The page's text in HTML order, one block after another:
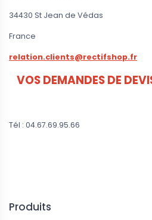
34430 St Jean de Védas
France
relation.clients@rectifshop.fr
VOS DEMANDES DE
Tél : 04.67.69.95.66
Produits